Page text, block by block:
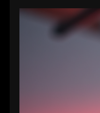
Bedürfnisse in Bezug
Bitrate abgestimmt.
Formaten: 1. XAVC
intraframe-Version
Auflösung